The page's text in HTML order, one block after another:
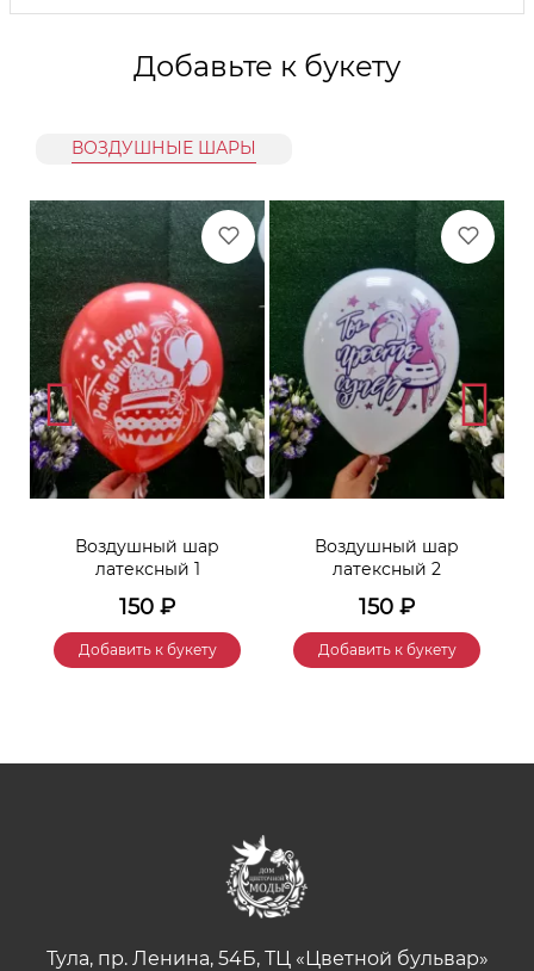
Добавьте к букету
ВОЗДУШНЫЕ ШАРЫ
Воздушный шар
латексный 1
150 ₽
Добавить к букету
Воздушный шар
латексный 2
150 ₽
Добавить к букету
Тула, пр. Ленина, 54Б, ТЦ «Цветной бульвар»